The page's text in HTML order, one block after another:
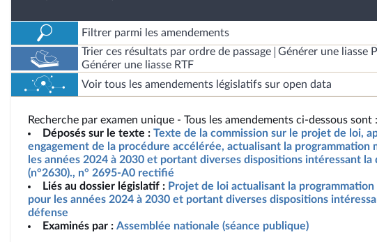
Filtrer parmi les amendements
Trier ces résultats par ordre de passage
Générer une liasse
Générer une liasse RTF
Voir tous les amendements législatifs sur open data
Recherche par examen unique - Tous les amendements ci-dessous sont :
Déposés sur le texte : Texte de la commission sur le projet de loi,
engagement de la procédure accélérée, actualisant la programmation
les années 2024 à 2030 et portant diverses dispositions intéressant la
(n°2630)., n° 2695-A0 rectifié
Liés au dossier législatif : Projet de loi actualisant la
pour les années 2024 à 2030 et portant diverses dispositions
défense
Examinés par : Assemblée nationale (séance publique)